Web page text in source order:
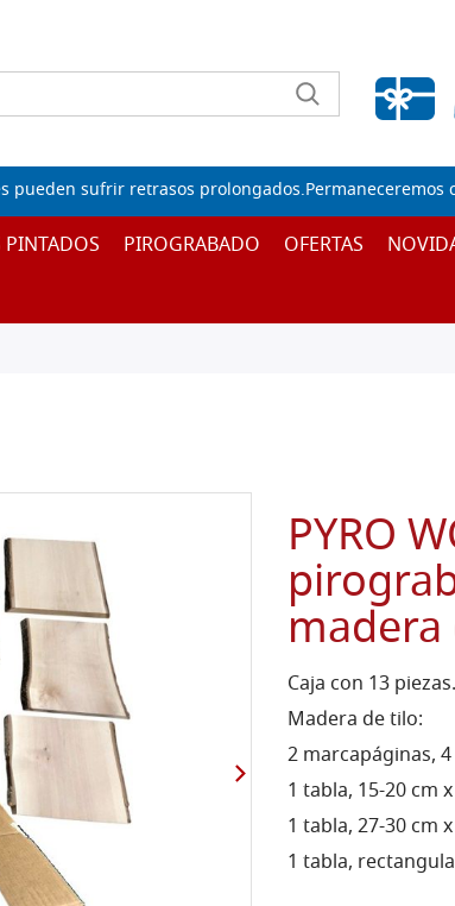
Lista de deseos
pueden sufrir retrasos
PIROGRABADO OFERTAS
PYRO
Caja con 13
Madera de tilo:
2 marcapáginas,
1 tabla, 15-20 cm
1 tabla, 27-30 cm
1 tabla,